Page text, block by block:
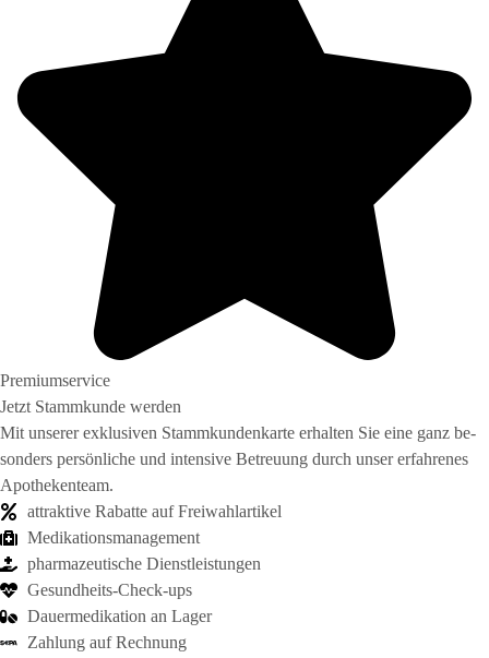
Premiumservice
Jetzt Stamm­kunde werden
Mit unserer exklusiven Stamm­kunden­karte er­halten Sie eine ganz be­
sonders persönliche und intensive Be­treu­ung durch unser erfahrenes
Apo­theken­team.
attraktive Rabatte auf Frei­wahl­artikel
Medikations­manage­ment
pharma­zeutische Dienst­leist­ungen
Gesund­heits-Check-ups
Dauer­medikation an Lager
Zahl­ung auf Rech­nung